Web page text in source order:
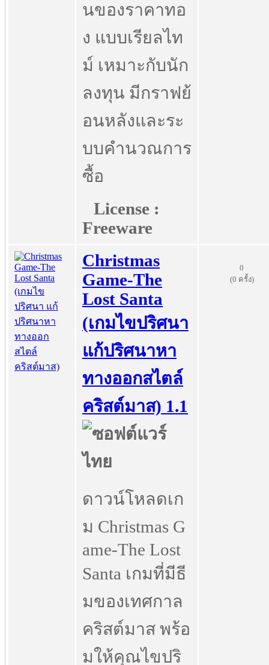
นของราคาทอ
ง แบบเรียลไท
ม์ เหมาะกับนัก
ลงทุน มีกราฟย้
อนหลังและระ
บบคำนวณการ
ซื้อ
License :
Freeware
Christmas
Game-The
Lost Santa
(เกมไขปริศนา
แก้ปริศนาหา
ทางออกสไตล์
คริสต์มาส) 1.1
ดาวน์โหลดเก
ม Christmas G
ame-The Lost
Santa เกมที่มีธี
มของเทศกาล
คริสต์มาส พร้อ
มให้คุณไขปริ
0
(0 ครั้ง)